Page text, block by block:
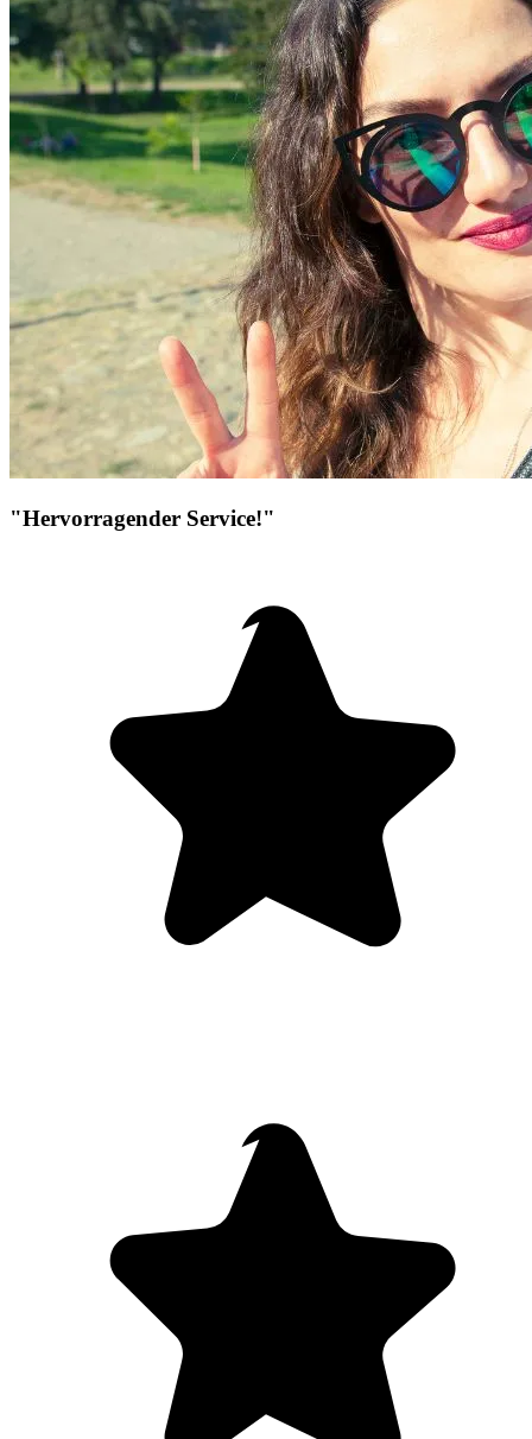
"Hervorragender Service!"